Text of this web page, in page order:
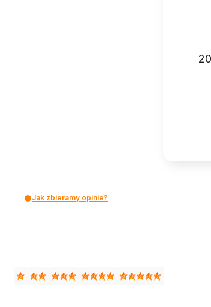
20
Jak zbieramy opinie?